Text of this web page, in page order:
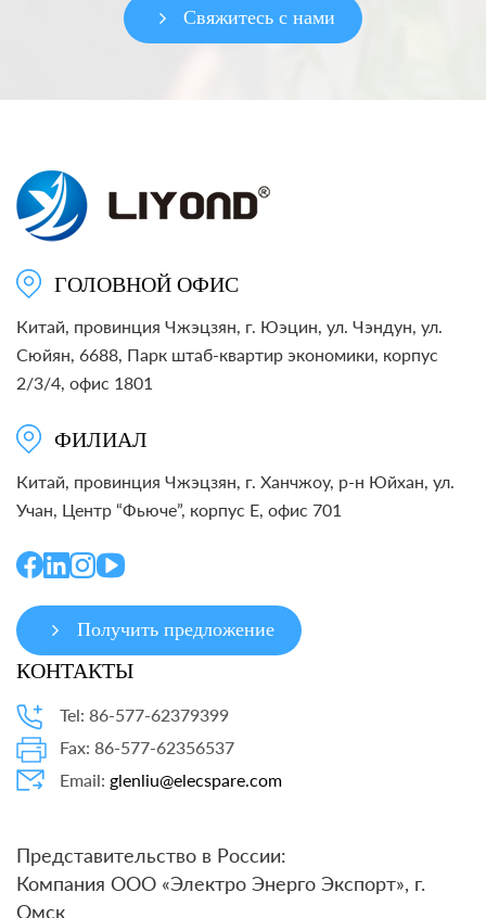
Свяжитесь с нами
ГОЛОВНОЙ ОФИС
Китай, провинция Чжэцзян, г. Юэцин, ул. Чэндун, ул.
Сюйян, 6688, Парк штаб-квартир экономики, корпус
2/3/4, офис 1801
ФИЛИАЛ
Китай, провинция Чжэцзян, г. Ханчжоу, р-н Юйхан, ул.
Учан, Центр “Фьюче”, корпус E, офис 701
Получить предложение
КОНТАКТЫ
Tel: 86-577-62379399
Fax: 86-577-62356537
Email: glenliu@elecspare.com
Представительство в России:
Компания ООО «Электро Энерго Экспорт», г.
Омск